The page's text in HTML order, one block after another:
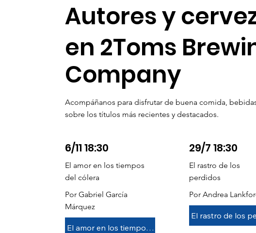
Autores y
en 2Toms
Company
Acompáñanos para disfrutar de buena comida,
sobre los títulos más recientes y destacados.
6/11 18:30
El amor en los tiempos
del cólera
Por Gabriel García
Márquez
El amor en los tiempos del cólera
29/7 18:30
El rastro de los
perdidos
Por Andrea